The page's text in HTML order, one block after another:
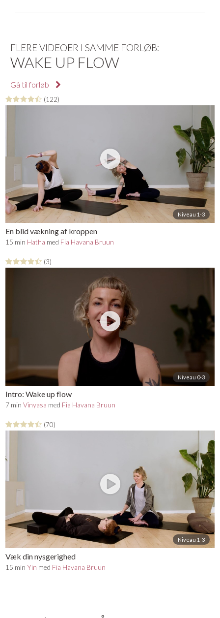
FLERE VIDEOER I SAMME FORLØB:
WAKE UP FLOW
Gå til forløb
(122)
Niveau 1-3
En blid vækning af kroppen
15 min Hatha med Fia Havana Bruun
(3)
Niveau 0-3
Intro: Wake up flow
7 minVinyasa med Fia Havana Bruun
(70)
Niveau 1-3
Væk din nysgerighed
15 minYin med Fia Havana Bruun